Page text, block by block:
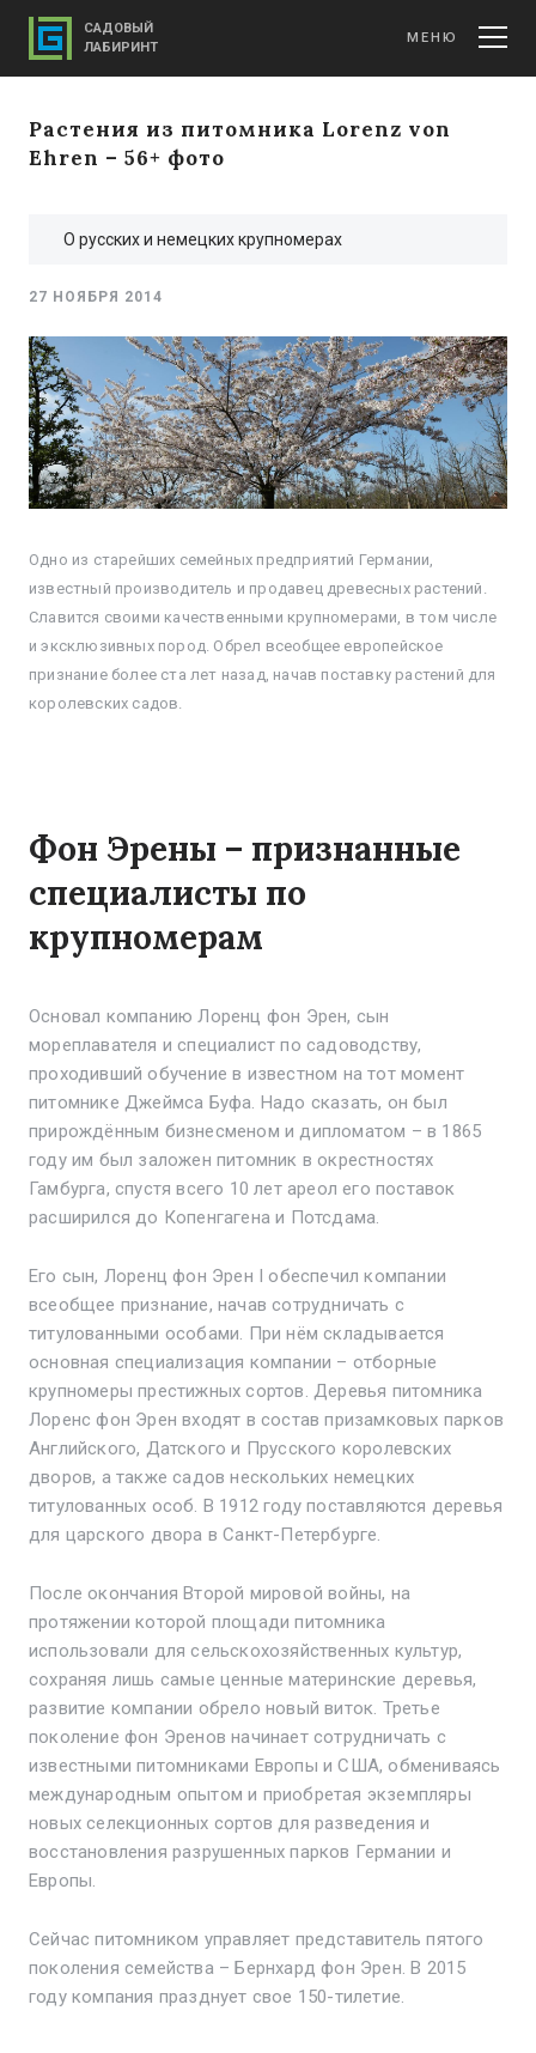
Растения из питомника Lorenz von
Ehren – 56+ фото
О русских и немецких крупномерах
27 НОЯБРЯ 2014
Одно из старейших семейных предприятий Германии,
известный производитель и продавец древесных растений.
Славится своими качественными крупномерами, в том числе
и эксклюзивных пород. Обрел всеобщее европейское
признание более ста лет назад, начав поставку растений для
королевских садов.
Фон Эрены – признанные
специалисты по
крупномерам
Основал компанию Лоренц фон Эрен, сын
мореплавателя и специалист по садоводству,
проходивший обучение в известном на тот момент
питомнике Джеймса Буфа. Надо сказать, он был
прирождённым бизнесменом и дипломатом – в 1865
году им был заложен питомник в окрестностях
Гамбурга, спустя всего 10 лет ареол его поставок
расширился до Копенгагена и Потсдама.
Его сын, Лоренц фон Эрен I обеспечил компании
всеобщее признание, начав сотрудничать с
титулованными особами. При нём складывается
основная специализация компании – отборные
крупномеры престижных сортов. Деревья питомника
Лоренс фон Эрен входят в состав призамковых парков
Английского, Датского и Прусского королевских
дворов, а также садов нескольких немецких
титулованных особ. В 1912 году поставляются деревья
для царского двора в Санкт-Петербурге.
После окончания Второй мировой войны, на
протяжении которой площади питомника
использовали для сельскохозяйственных культур,
сохраняя лишь самые ценные материнские деревья,
развитие компании обрело новый виток. Третье
поколение фон Эренов начинает сотрудничать с
известными питомниками Европы и США, обмениваясь
международным опытом и приобретая экземпляры
новых селекционных сортов для разведения и
восстановления разрушенных парков Германии и
Европы.
Сейчас питомником управляет представитель пятого
поколения семейства – Бернхард фон Эрен. В 2015
году компания празднует свое 150-тилетие.
САДОВЫЙ
ЛАБИРИНТ
МЕНЮ